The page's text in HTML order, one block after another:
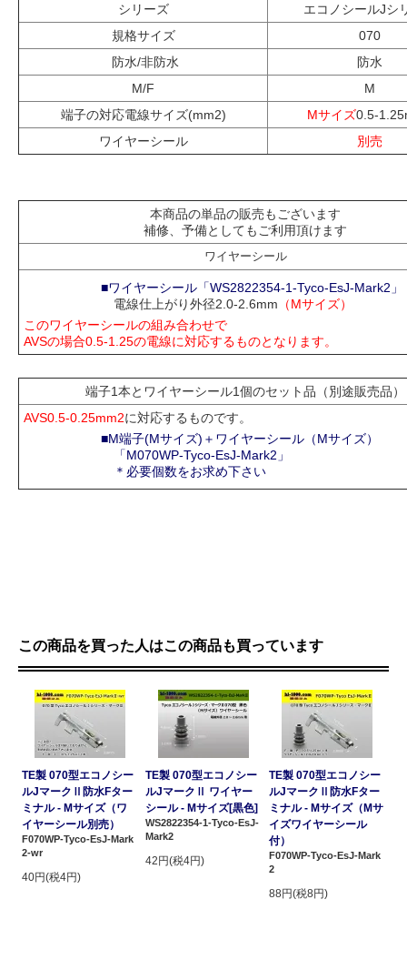
シリーズ
エコノシールJシ
規格サイズ
070
防水/非防水
防水
M/F
M
端子の対応電線サイズ(mm2)
Mサイズ0.5-
ワイヤーシール
別売
本商品の単品の販売もございます
補修、予備としてもご利用頂けます
ワイヤーシール
■ワイヤーシール「WS2822354-1-Tyco-EsJ-Mark2」
電線仕上がり外径2.0-2.6mm （Mサイズ）
このワイヤーシールの組み合わせで
AVSの場合0.5-1.25の電線に対応するものとなります。
端子1本とワイヤーシール1個のセット品（別途販売品）
AVS0.5-0.25mm2に対応するものです。
■M端子(Mサイズ)＋ワイヤーシール（Mサイズ）
「M070WP-Tyco-EsJ-Mark2」
＊必要個数をお求め下さい
この商品を買った人はこの商品も買っています
TE製 070型エコノシー
ルJマークⅡ防水Fター
ミナル - Mサイズ（ワ
イヤーシール別売）
F070WP-Tyco-EsJ-Mark
2-wr
40円(税4円)
TE製 070型エコノシー
ルJマークⅡ ワイヤー
シール - Mサイズ[黒色]
WS2822354-1-Tyco-EsJ-
Mark2
42円(税4円)
TE製 070型エコノシー
ルJマークⅡ防水Fター
ミナル - Mサイズ（Mサ
イズワイヤーシール
付）
F070WP-Tyco-EsJ-Mark
2
88円(税8円)